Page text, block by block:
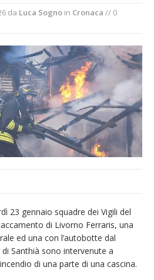
stanzia oltre 38mila euro per il
di Santhià. La soddisfazione della
fa l’ingresso a Vercelli
mons. Marco Arnolfo
da Luca Sogno in Cronaca // 0
23 gennaio squadre dei Vigili del
di Livorno Ferraris, una
ed una con l’autobotte dal
Santhià sono intervenute a
di una parte di una cascina.